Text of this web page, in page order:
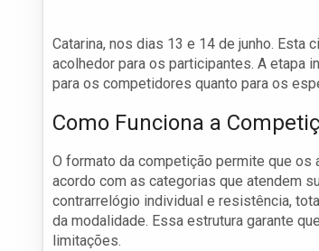
Catarina, nos dias 13 e 14 de junho.
acolhedor para os participantes. A etapa
para os competidores quanto para os
Como Funciona a
O formato da competição permite que
acordo com as categorias que atendem
contrarrelógio individual e resistência,
da modalidade. Essa estrutura garante
limitações.